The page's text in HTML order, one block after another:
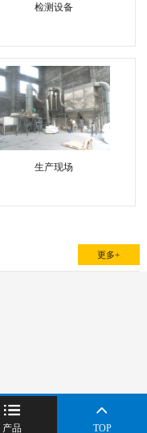
检测设备
生产现场
更多+
产品 TOP